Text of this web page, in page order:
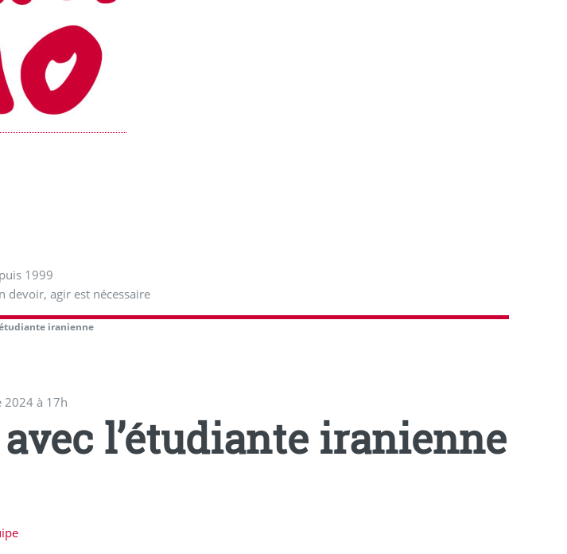
1999
devoir, agir est nécessaire
iranienne
2024 à 17h
l’étudiante iranienne